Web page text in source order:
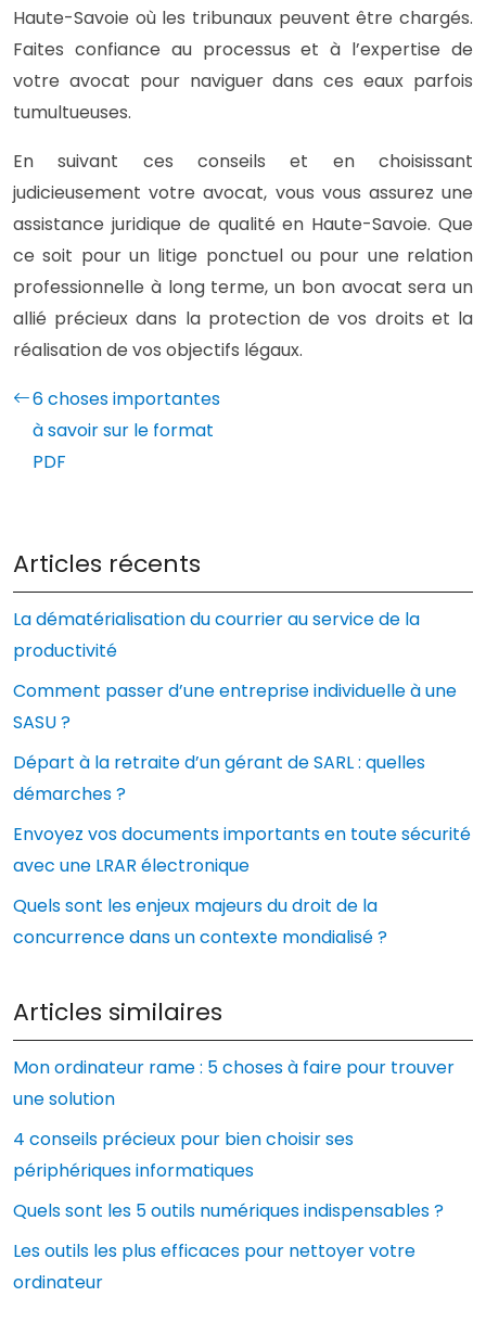
Haute-Savoie où les tribunaux peuvent être chargés.
Faites confiance au processus et à l’expertise de
votre avocat pour naviguer dans ces eaux parfois
tumultueuses.
En suivant ces conseils et en choisissant
judicieusement votre avocat, vous vous assurez une
assistance juridique de qualité en Haute-Savoie. Que
ce soit pour un litige ponctuel ou pour une relation
professionnelle à long terme, un bon avocat sera un
allié précieux dans la protection de vos droits et la
réalisation de vos objectifs légaux.
6 choses importantes
à savoir sur le format
PDF
Articles récents
La dématérialisation du courrier au service de la
productivité
Comment passer d’une entreprise individuelle à une
SASU ?
Départ à la retraite d’un gérant de SARL : quelles
démarches ?
Envoyez vos documents importants en toute sécurité
avec une LRAR électronique
Quels sont les enjeux majeurs du droit de la
concurrence dans un contexte mondialisé ?
Articles similaires
Mon ordinateur rame : 5 choses à faire pour trouver
une solution
4 conseils précieux pour bien choisir ses
périphériques informatiques
Quels sont les 5 outils numériques indispensables ?
Les outils les plus efficaces pour nettoyer votre
ordinateur